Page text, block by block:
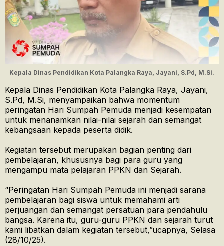
Kepala Dinas Pendidikan Kota Palangka Raya, Jayani, S.Pd, M.Si.
Kepala Dinas Pendidikan Kota Palangka Raya, Jayani,
S.Pd, M.Si, menyampaikan bahwa momentum
peringatan Hari Sumpah Pemuda menjadi kesempatan
untuk menanamkan nilai-nilai sejarah dan semangat
kebangsaan kepada peserta didik.
Kegiatan tersebut merupakan bagian penting dari
pembelajaran, khususnya bagi para guru yang
mengampu mata pelajaran PPKN dan Sejarah.
“Peringatan Hari Sumpah Pemuda ini menjadi sarana
pembelajaran bagi siswa untuk memahami arti
perjuangan dan semangat persatuan para pendahulu
bangsa. Karena itu, guru-guru PPKN dan sejarah turut
kami libatkan dalam kegiatan tersebut,”ucapnya, Selasa
(28/10/25).